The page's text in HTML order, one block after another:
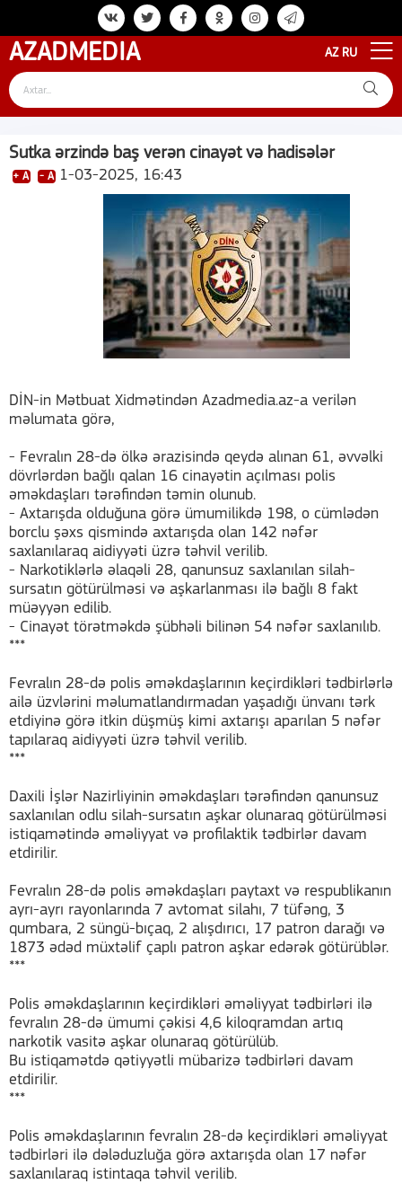
AZADMEDIA AZ RU
Sutka ərzində baş verən cinayət və hadisələr
+ A - A 1-03-2025, 16:43
DİN-in Mətbuat Xidmətindən Azadmedia.az-a verilən
məlumata görə,
- Fevralın 28-də ölkə ərazisində qeydə alınan 61, əvvəlki
dövrlərdən bağlı qalan 16 cinayətin açılması polis
əməkdaşları tərəfindən təmin olunub.
- Axtarışda olduğuna görə ümumilikdə 198, o cümlədən
borclu şəxs qismində axtarışda olan 142 nəfər
saxlanılaraq aidiyyəti üzrə təhvil verilib.
- Narkotiklərlə əlaqəli 28, qanunsuz saxlanılan silah-
sursatın götürülməsi və aşkarlanması ilə bağlı 8 fakt
müəyyən edilib.
- Cinayət törətməkdə şübhəli bilinən 54 nəfər saxlanılıb.
***
Fevralın 28-də polis əməkdaşlarının keçirdikləri tədbirlərlə
ailə üzvlərini məlumatlandırmadan yaşadığı ünvanı tərk
etdiyinə görə itkin düşmüş kimi axtarışı aparılan 5 nəfər
tapılaraq aidiyyəti üzrə təhvil verilib.
***
Daxili İşlər Nazirliyinin əməkdaşları tərəfindən qanunsuz
saxlanılan odlu silah-sursatın aşkar olunaraq götürülməsi
istiqamətində əməliyyat və profilaktik tədbirlər davam
etdirilir.
Fevralın 28-də polis əməkdaşları paytaxt və respublikanın
ayrı-ayrı rayonlarında 7 avtomat silahı, 7 tüfəng, 3
qumbara, 2 süngü-bıçaq, 2 alışdırıcı, 17 patron darağı və
1873 ədəd müxtəlif çaplı patron aşkar edərək götürüblər.
***
Polis əməkdaşlarının keçirdikləri əməliyyat tədbirləri ilə
fevralın 28-də ümumi çəkisi 4,6 kiloqramdan artıq
narkotik vasitə aşkar olunaraq götürülüb.
Bu istiqamətdə qətiyyətli mübarizə tədbirləri davam
etdirilir.
***
Polis əməkdaşlarının fevralın 28-də keçirdikləri əməliyyat
tədbirləri ilə dələduzluğa görə axtarışda olan 17 nəfər
saxlanılaraq istintaqa təhvil verilib.